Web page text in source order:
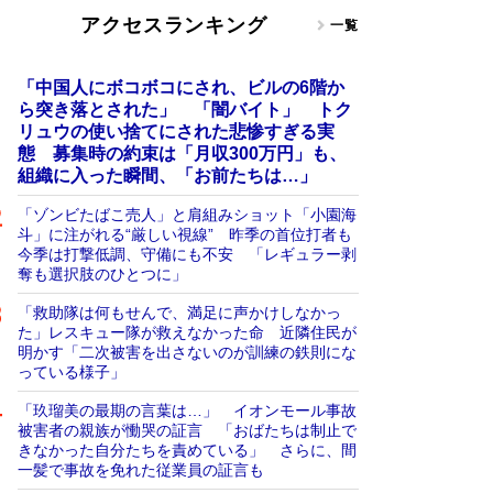
アクセスランキング 一覧
「中国人にボコボコにされ、ビルの6階か
ら突き落とされた」 「闇バイト」 トク
リュウの使い捨てにされた悲惨すぎる実
態 募集時の約束は「月収300万円」も、
組織に入った瞬間、「お前たちは…」
「ゾンビたばこ売人」と肩組みショット「小園海
斗」に注がれる“厳しい視線” 昨季の首位打者も
今季は打撃低調、守備にも不安 「レギュラー剥
奪も選択肢のひとつに」
「救助隊は何もせんで、満足に声かけしなかっ
た」レスキュー隊が救えなかった命 近隣住民が
明かす「二次被害を出さないのが訓練の鉄則にな
っている様子」
「玖瑠美の最期の言葉は…」 イオンモール事故
被害者の親族が慟哭の証言 「おばたちは制止で
きなかった自分たちを責めている」 さらに、間
一髪で事故を免れた従業員の証言も